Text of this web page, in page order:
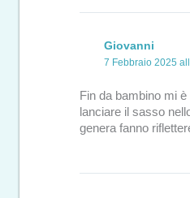
Giovanni
7 Febbraio 2025
Fin da bambino mi
lanciare il sasso
genera fanno